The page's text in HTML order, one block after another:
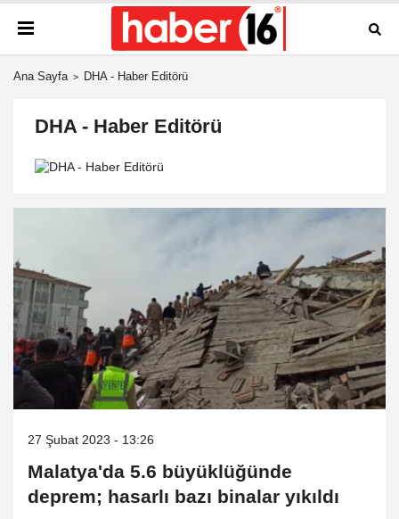
Ana Sayfa DHA - Haber Editörü
DHA - Haber Editörü
27 Şubat 2023 - 13:26
Malatya'da 5.6 büyüklüğünde
deprem; hasarlı bazı binalar yıkıldı